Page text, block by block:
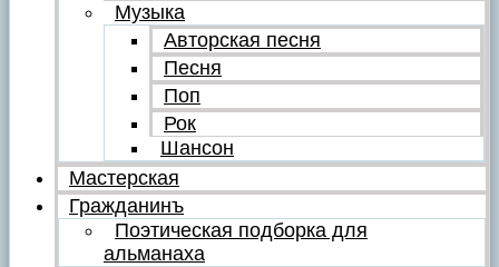
Музыка
Авторская песня
Песня
Поп
Рок
Шансон
Мастерская
Гражданинъ
Поэтическая подборка для
альманаха